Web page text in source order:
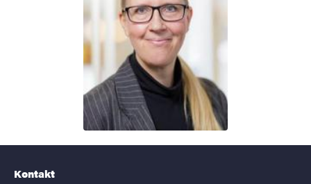
Kontakt